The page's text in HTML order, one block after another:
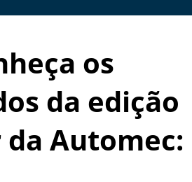
os
da edição
Automec: